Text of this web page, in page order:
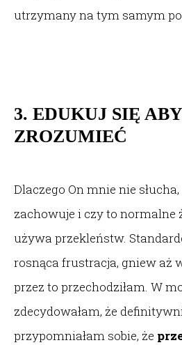
utrzymany na tym samym
3. EDUKUJ SIĘ ABY
ZROZUMIEĆ
Dlaczego On mnie nie
zachowuje i czy to normalne
używa przekleństw.
rosnąca frustracja, gniew aż
przez to przechodziłam. W
zdecydowałam, że
przypomniałam sobie, że